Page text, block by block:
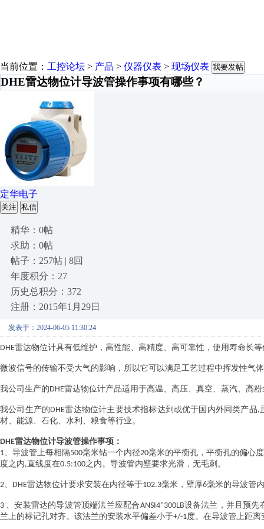
当前位置： 工控论坛 > 产品 > 仪器仪表 > 现场仪表 我要发帖
DHE雷达物位计导波管操作事项有哪些？
定华电子
关注 私信
精华：0帖
求助：0帖
帖子：257帖 | 8回
年度积分：27
历史总积分：372
注册：2015年1月29日
发表于：2024-06-05 11:30:24
DHE雷达物位计具有低维护，高性能、高精度、高可靠性，使用寿命长
微波信号的传输不受大气的影响，所以它可以满足工艺过程中挥发性气
我公司生产的DHE雷达物位计产品适用于高温、高压、真空、蒸汽、高
我公司生产的DHE雷达物位计主要技术指标达到或优于国内外同类产品,
材、能源、石化、水利、粮食等行业。
DHE雷达物位计导波管操作事项：
1、导波管上每相隔500毫米钻一个内径20毫米的平衡孔，平衡孔的偏心
度之内,直线度在0.5:100之内。导波管内壁要求光滑，无毛刺。
2、 DHE雷达物位计要求安装在内径等于102.3毫米，壁厚6毫米的导波管
3 、安装雷达的导波管顶端法兰应配合ANSI4”300LB设备法兰，并且预先
兰上的标记孔对齐。该法兰的安装水平偏差小于+/-1度。在导波管上距离